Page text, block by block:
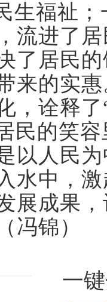
生福祉
流进了
了居民
来的实
，诠释
民的笑
以人民
水中，
展成果
冯锦）
一